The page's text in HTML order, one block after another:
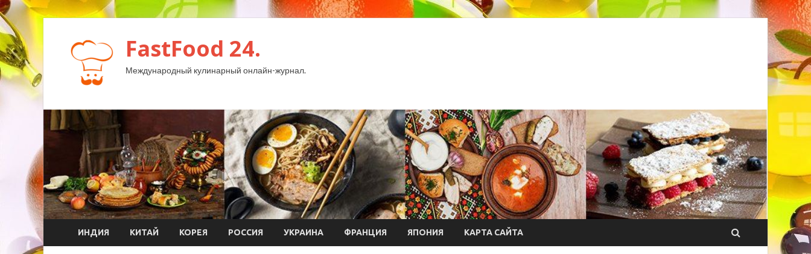
FastFood 24.
Международный кулинарный онлайн-журнал.
ИНДИЯ КИТАЙ КОРЕЯ РОССИЯ УКРАИНА ФРАНЦИЯ ЯПОНИЯ КАРТА САЙТА